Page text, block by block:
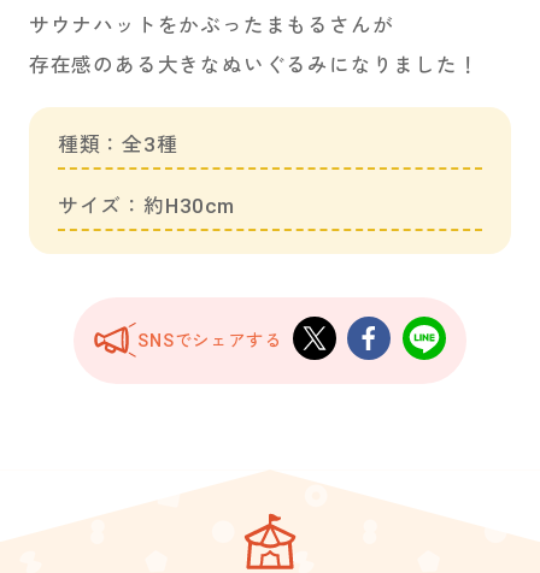
サウナハットをかぶったまもるさんが
存在感のある大きなぬいぐるみになりました！
種類：全3種
サイズ：約H30cm
SNSでシェアする